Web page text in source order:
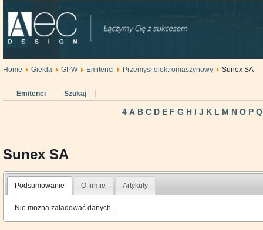
Home Giełda GPW Emitenci Przemysł elektromaszynowy Sunex SA
Emitenci Szukaj
4 A B C D E F G H I J K L M N O P Q
Sunex SA
Podsumowanie O firmie Artykuły
Nie można załadować danych...